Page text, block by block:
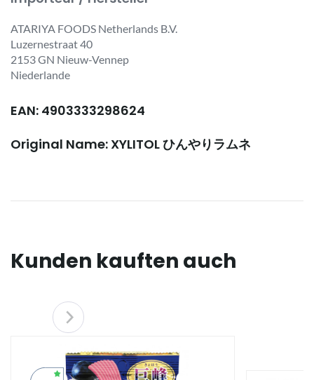
ATARIYA FOODS Netherlands B.V.
Luzernestraat 40
2153 GN Nieuw-Vennep
Niederlande
EAN: 4903333298624
Original Name: XYLITOL ひんやりラムネ
Kunden kauften auch